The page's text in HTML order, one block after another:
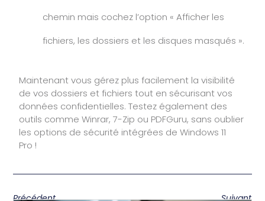
chemin mais cochez l’option « Afficher les
fichiers, les dossiers et les disques masqués ».
Maintenant vous gérez plus facilement la visibilité
de vos dossiers et fichiers tout en sécurisant vos
données confidentielles. Testez également des
outils comme Winrar, 7-Zip ou PDFGuru, sans oublier
les options de sécurité intégrées de Windows 11
Pro !
Précédent Suivant